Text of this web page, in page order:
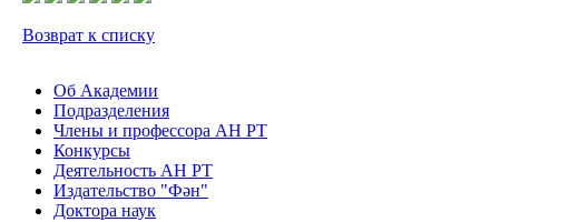
Возврат к списку
Об Академии
Подразделения
Члены и профессора АН РТ
Конкурсы
Деятельность АН РТ
Издательство "Фән"
Доктора наук